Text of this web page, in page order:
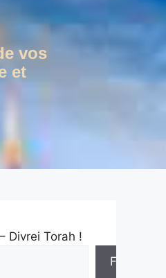
vos
et
Divrei Torah !
Feuilles